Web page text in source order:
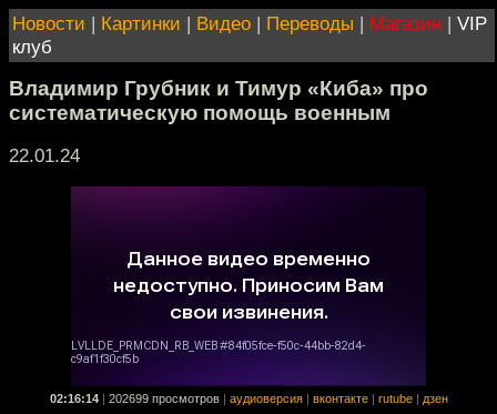
Новости | Картинки | Видео | Переводы | Магазин | VIP
клуб
Владимир Грубник и Тимур «Киба» про
систематическую помощь военным
22.01.24
02:16:14 202699 просмотров аудиоверсия вконтакте rutube дзен